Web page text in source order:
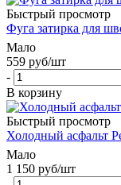
Быстрый просмотр
Фуга затирка для
Мало
559 руб/шт
-
В корзину
Быстрый просмотр
Холодный асфальт
Мало
1 150 руб/шт